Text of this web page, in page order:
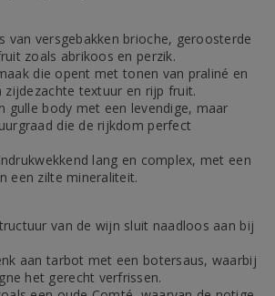
van versgebakken brioche, geroosterde
zoals abrikoos en perzik.
die opent met tonen van praliné en
zijdezachte textuur en rijp fruit.
gulle body met een levendige, maar
die de rijkdom perfect
lang en complex, met een
een zilte mineraliteit.
van de wijn sluit naadloos aan bij
aan tarbot met een botersaus, waarbij
het gerecht verfrissen.